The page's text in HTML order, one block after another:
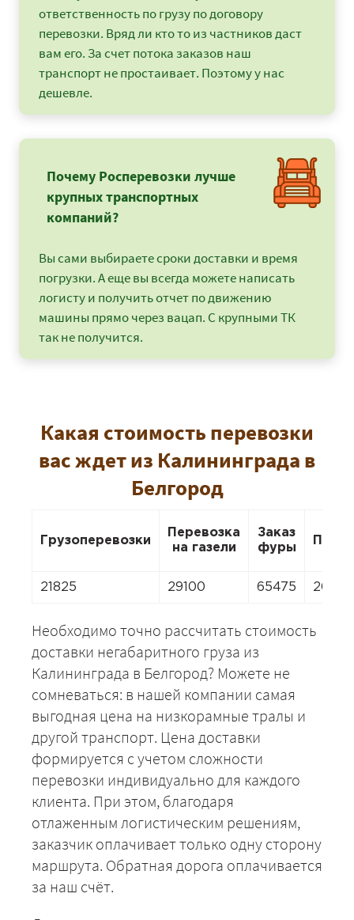
ответственность по грузу по договору
перевозки. Вряд ли кто то из частников даст
вам его. За счет потока заказов наш
транспорт не простаивает. Поэтому у нас
дешевле.
Почему Росперевозки лучше
крупных транспортных
компаний?
Вы сами выбираете сроки доставки и время
погрузки. А еще вы всегда можете написать
логисту и получить отчет по движению
машины прямо через вацап. С крупными ТК
так не получится.
Какая стоимость перевозки
вас ждет из Калининграда в
Белгород
Грузоперевозки
Перевозка
на газели
Заказ
фуры
21825 29100 65475 20370
Необходимо точно рассчитать стоимость
доставки негабаритного груза из
Калининграда в Белгород? Можете не
сомневаться: в нашей компании самая
выгодная цена на низкорамные тралы и
другой транспорт. Цена доставки
формируется с учетом сложности
перевозки индивидуально для каждого
клиента. При этом, благодаря
отлаженным логистическим решениям,
заказчик оплачивает только одну сторону
маршрута. Обратная дорога оплачивается
за наш счёт.